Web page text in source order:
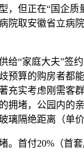
，但正在“国企
院取安徽省立病
家庭大夫”签约
预算的购房者都
充实考虑刚需客
拥堵，公园内的
璃隔绝距离（单
付20%（首套